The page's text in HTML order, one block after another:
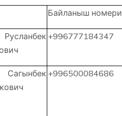
Байланыш номери
+996777184347
+996500084686